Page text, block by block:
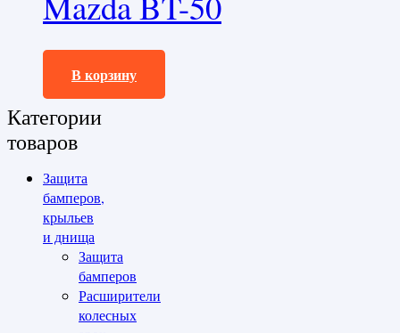
2800,0₽
В корзину
Категории
товаров
Защита
бамперов,
крыльев
и днища
Защита
бамперов
Расширители
колесных